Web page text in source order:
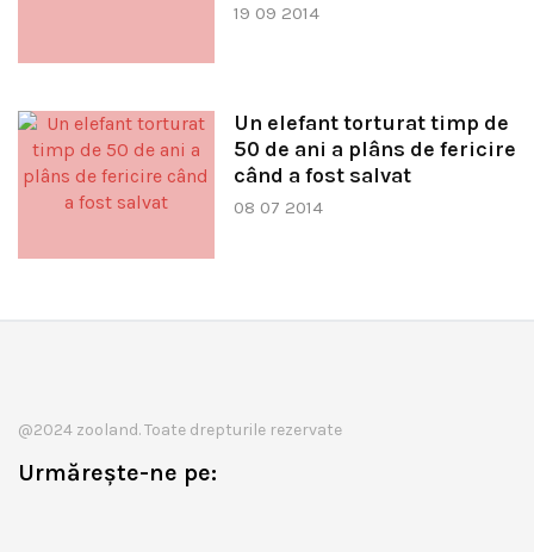
19 09 2014
Un elefant torturat timp de
50 de ani a plâns de fericire
când a fost salvat
08 07 2014
@2024 zooland. Toate drepturile rezervate
Urmărește-ne pe: